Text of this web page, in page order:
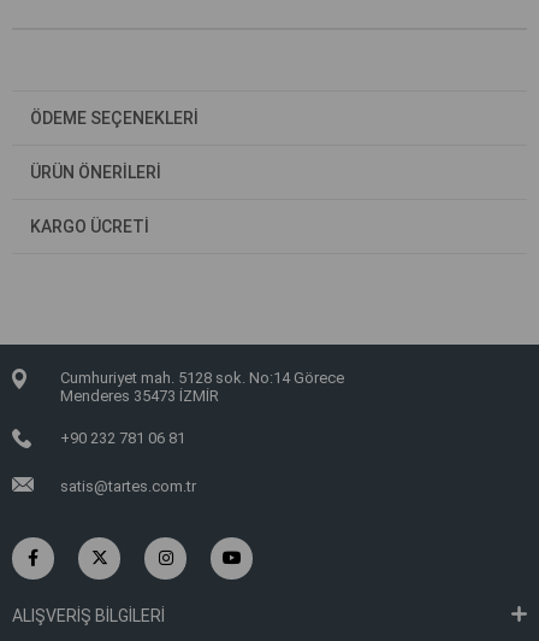
ÖDEME SEÇENEKLERI
ÜRÜN ÖNERILERI
KARGO ÜCRETİ
Cumhuriyet mah. 5128 sok. No:14 Görece
Menderes 35473 İZMİR
+90 232 781 06 81
satis@tartes.com.tr
ALIŞVERİŞ BİLGİLERİ